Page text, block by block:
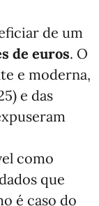
de um
de euros. O
e moderna,
e das
como
que
é caso do